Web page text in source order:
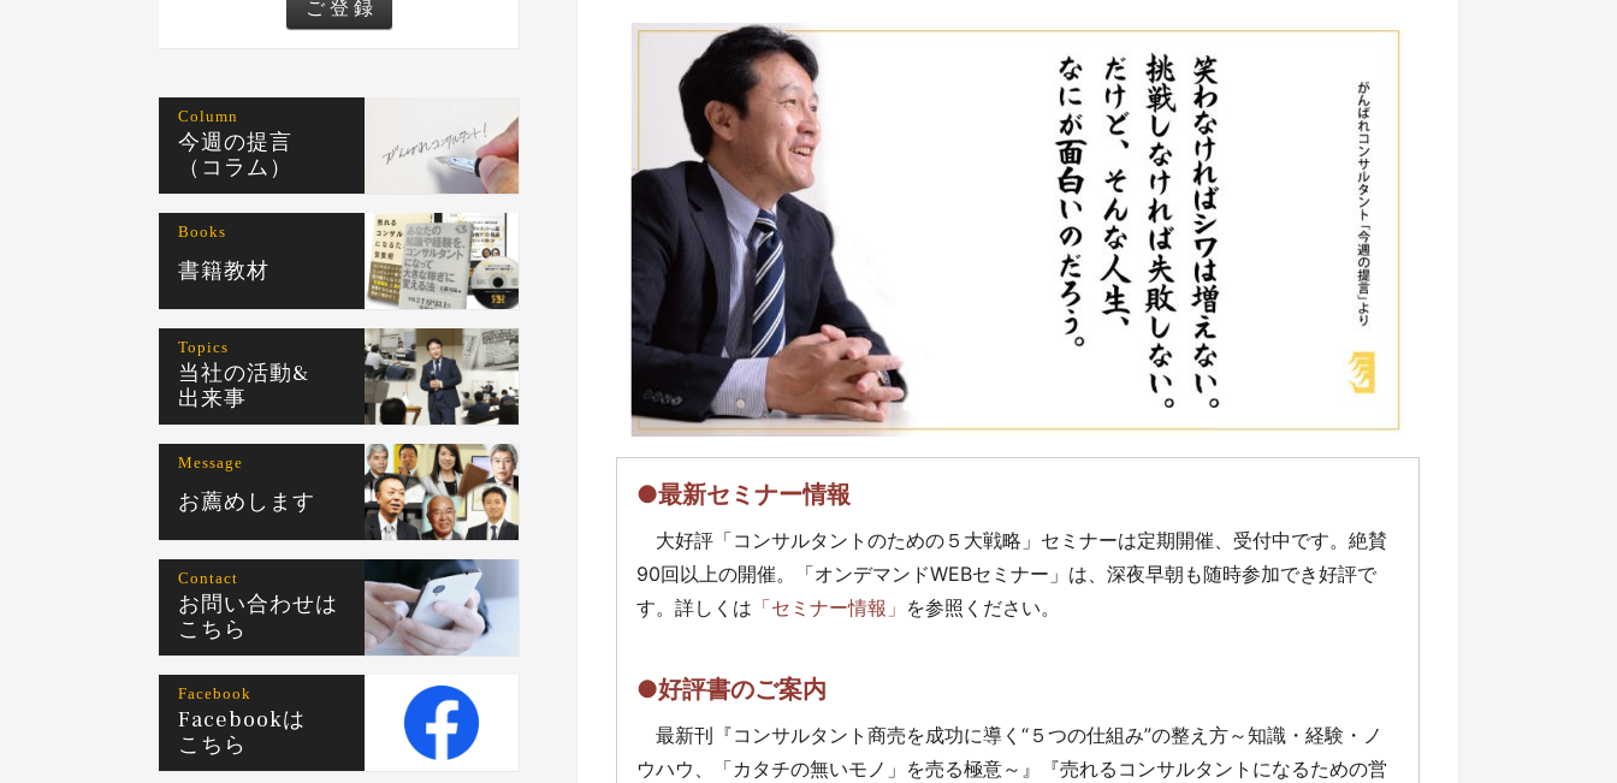
●最新セミナー情報
大好評「コンサルタントのための５大戦略」セミナーは定期開催、受付中です。絶賛
90回以上の開催。「オンデマンドWEBセミナー」は、深夜早朝も随時参加でき好評で
す。詳しくは 「セミナー情報」 を参照ください。
●好評書のご案内
最新刊『コンサルタント商売を成功に導く“５つの仕組み”の整え方～知識・経験・ノ
ウハウ、「カタチの無いモノ」を売る極意～』『売れるコンサルタントになるための営
Column
今週の提言
（コラム）
Books
書籍教材
Topics
当社の活動&
出来事
Message
お薦めします
Contact
お問い合わせは
こちら
Facebook
Facebookは
こちら